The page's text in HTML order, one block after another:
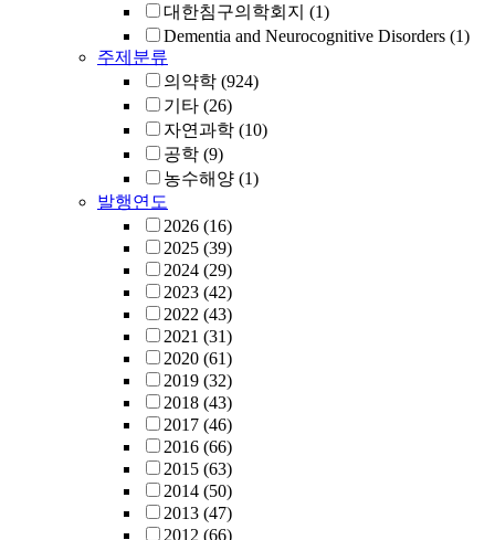
대한침구의학회지 (1)
Dementia and Neurocognitive Disorders (1)
주제분류
의약학 (924)
기타 (26)
자연과학 (10)
공학 (9)
농수해양 (1)
발행연도
2026 (16)
2025 (39)
2024 (29)
2023 (42)
2022 (43)
2021 (31)
2020 (61)
2019 (32)
2018 (43)
2017 (46)
2016 (66)
2015 (63)
2014 (50)
2013 (47)
2012 (66)